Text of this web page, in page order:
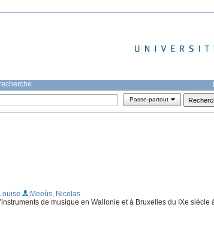
Passe-partout
;Meeùs, Nicolas
de musique en Wallonie et à Bruxelles du IXe siècle